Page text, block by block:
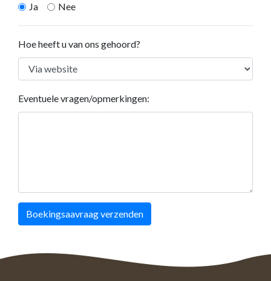
Ja
Nee
Hoe heeft u van ons gehoord?
Eventuele vragen/opmerkingen:
Boekingsaavraag verzenden